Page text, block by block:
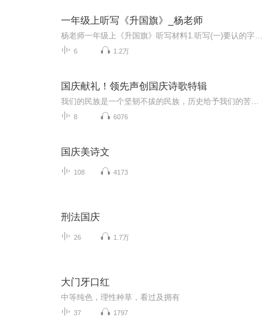
一年级上听写《升国旗》_杨老师
6 1.2万
国庆献礼！领先声创国庆诗歌特辑
8 6076
国庆美诗文
108 4173
刑法国庆
26 1.7万
大门牙口红
中等纯色，理性种草，看过及拥有
37 1797